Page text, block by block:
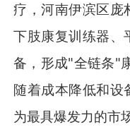
疗，河南伊滨区庞
下肢康复训练器、
备，形成"全链条"
随着成本降低和设
为最具爆发力的市场